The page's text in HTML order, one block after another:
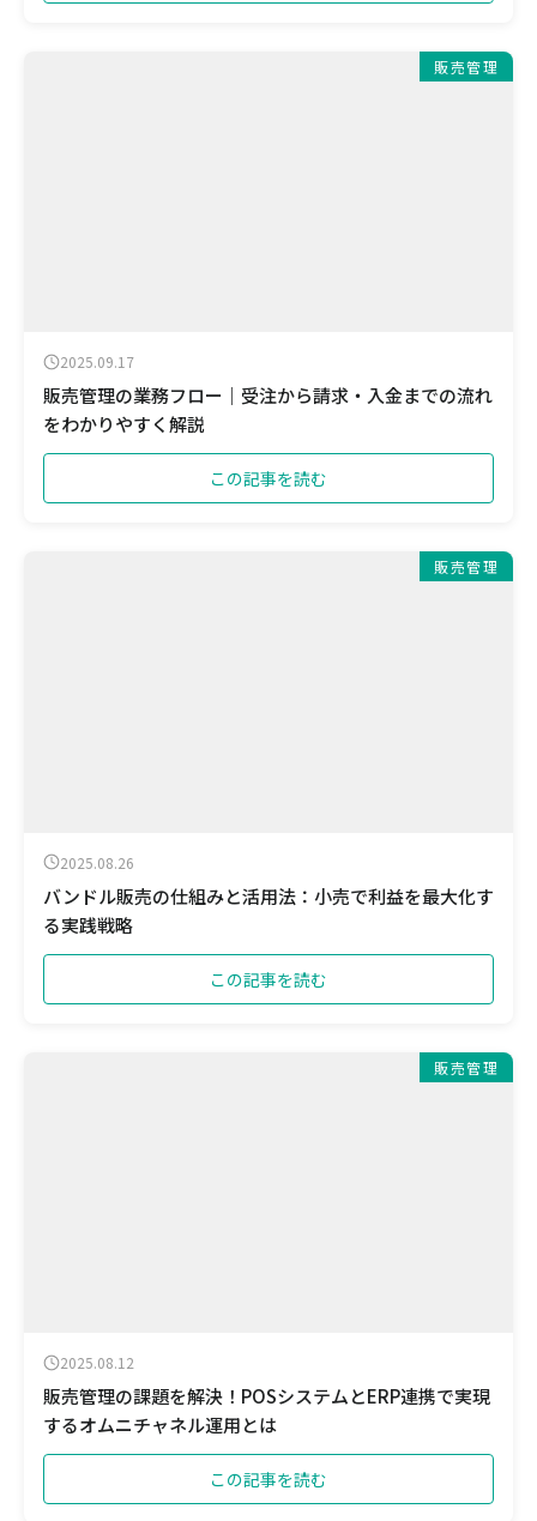
販売管理
2025.09.17
販売管理の業務フロー｜受注から請求・入金までの流れ
をわかりやすく解説
この記事を読む
販売管理
2025.08.26
バンドル販売の仕組みと活用法：小売で利益を最大化す
る実践戦略
この記事を読む
販売管理
2025.08.12
販売管理の課題を解決！POSシステムとERP連携で実現
するオムニチャネル運用とは
この記事を読む